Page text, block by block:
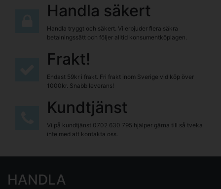
Handla säkert
Handla tryggt och säkert. Vi erbjuder flera säkra
betalningssätt och följer alltid konsumentköplagen.
Frakt!
Endast 59kr i frakt. Fri frakt inom Sverige vid köp över
1000kr. Snabb leverans!
Kundtjänst
Vi på kundtjänst 0702 630 795 hjälper gärna till så tveka
inte med att kontakta oss.
HANDLA